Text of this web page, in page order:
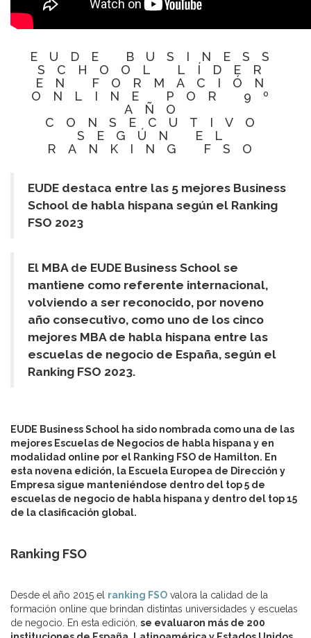
EUDE BUSINESS
SCHOOL LÍDER
EN FORMACIÓN
ONLINE POR 9º
AÑO
CONSECUTIVO
SEGÚN EL
RANKING FSO
EUDE destaca entre las 5 mejores Business
School de habla hispana según el Ranking
FSO 2023
El MBA de EUDE Business School se
mantiene como referente internacional,
volviendo a ser reconocido, por noveno
año consecutivo, como uno de los cinco
mejores MBA de habla hispana entre las
escuelas de negocio de España, según el
Ranking FSO 2023.
EUDE Business School ha sido nombrada como una de las
mejores Escuelas de Negocios de habla hispana y en
modalidad online por el Ranking FSO de Hamilton. En
esta novena edición, la Escuela Europea de Dirección y
Empresa sigue manteniéndose dentro del top 5 de
escuelas de negocio de habla hispana y dentro del top 15
de la clasificación global.
Ranking FSO
Desde el año 2015 el ranking FSO valora la calidad de la
formación online que brindan distintas universidades y escuelas
de negocio. En esta edición, se evaluaron más de 200